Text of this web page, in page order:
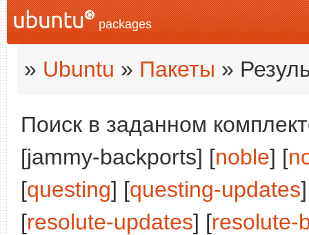
packages
» Ubuntu » Пакеты »
Поиск в заданном
[jammy-backports] [noble] [
[questing] [questing-updates
[resolute-updates] [resolute-